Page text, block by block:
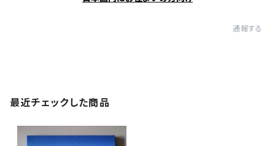
通報する
最近チェックした商品